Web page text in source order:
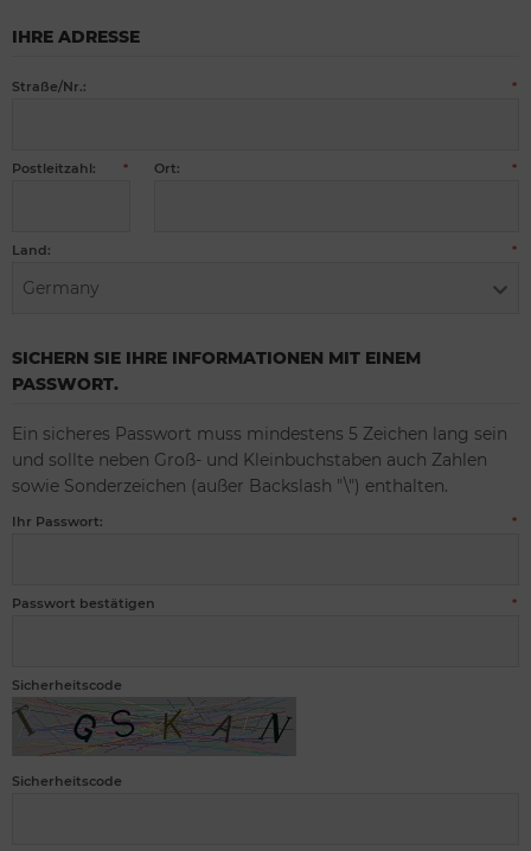
IHRE ADRESSE
Straße/Nr.: *
Postleitzahl: * Ort: *
Land:
Germany
*
SICHERN SIE IHRE INFORMATIONEN MIT EINEM
PASSWORT.
Ein sicheres Passwort muss mindestens 5 Zeichen lang sein
und sollte neben Groß- und Kleinbuchstaben auch Zahlen
sowie Sonderzeichen (außer Backslash "\") enthalten.
Ihr Passwort: *
Passwort bestätigen *
Sicherheitscode
Sicherheitscode